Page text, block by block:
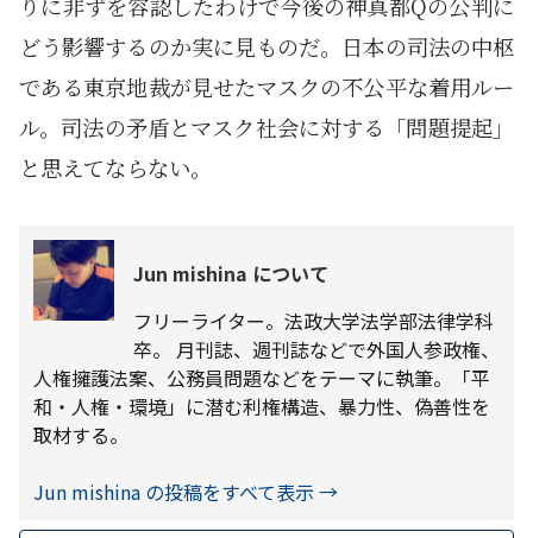
どう影響するのか実に見ものだ。日本の司法の中枢
である東京地裁が見せたマスクの不公平な着用ルー
ル。司法の矛盾とマスク社会に対する「問題提起」
と思えてならない。
Jun mishina について
フリーライター。法政大学法学部法律学科
卒。 月刊誌、週刊誌などで外国人参政権、
人権擁護法案、公務員問題などをテーマに執筆。「平
和・人権・環境」に潜む利権構造、暴力性、偽善性を
取材する。
Jun mishina の投稿をすべて表示 →